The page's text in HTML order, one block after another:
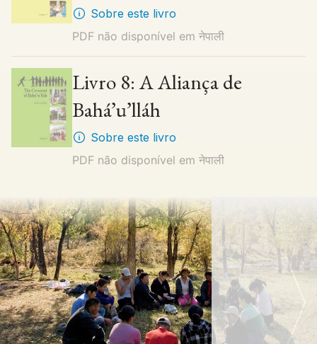
Sobre este livro
PDF não disponível emनेपाली
Livro 8: A Aliança de
Bahá’u’lláh
Sobre este livro
PDF não disponível emनेपाली